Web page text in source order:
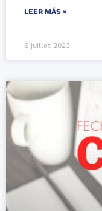
LEER MÁS »
6 juillet 2023